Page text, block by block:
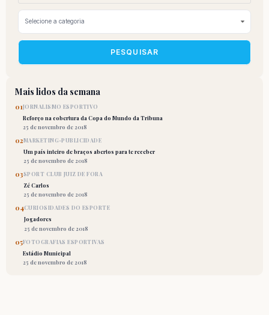
PESQUISAR
Mais lidos da semana
01JORNALISMO ESPORTIVO
Reforço na cobertura da Copa do Mundo da Tribuna
25 de novembro de 2018
02MARKETING-PUBLICIDADE
Um país inteiro de braços abertos para te receber
25 de novembro de 2018
03SPORT CLUB JUIZ DE FORA
Zé Carlos
25 de novembro de 2018
04CURIOSIDADES DO ESPORTE
Jogadores
25 de novembro de 2018
05FOTOGRAFIAS ESPORTIVAS
Estádio Municipal
25 de novembro de 2018